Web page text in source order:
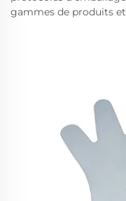
gammes de produits